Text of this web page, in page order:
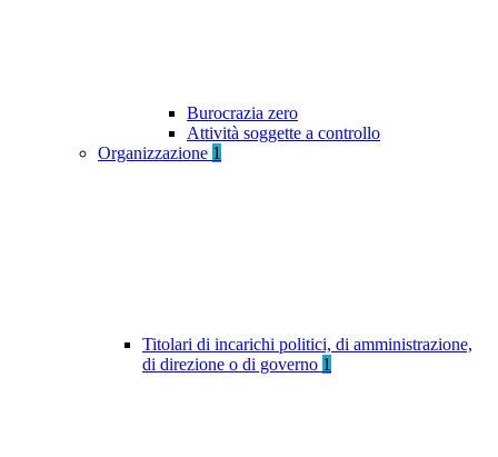
Burocrazia zero
Attività soggette a controllo
Organizzazione 1
Titolari di incarichi politici, di amministrazione,
di direzione o di governo 1